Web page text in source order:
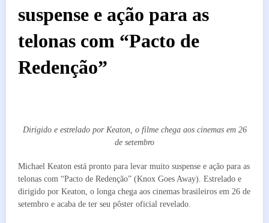
suspense e ação para as
telonas com “Pacto de
Redenção”
Dirigido e estrelado por Keaton, o filme chega aos cinemas em 26
de setembro
Michael Keaton está pronto para levar muito suspense e ação para as
telonas com “Pacto de Redenção” (Knox Goes Away). Estrelado e
dirigido por Keaton, o longa chega aos cinemas brasileiros em 26 de
setembro e acaba de ter seu pôster oficial revelado.